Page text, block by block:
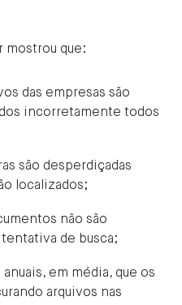
mostrou que:
das empresas são
incorretamente todos
são desperdiçadas
localizados;
não são
de busca;
em média, que os
arquivos nas